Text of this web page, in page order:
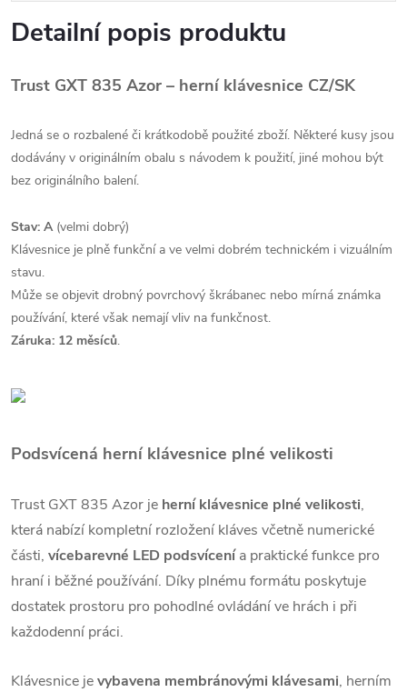
Detailní popis produktu
Trust GXT 835 Azor – herní klávesnice CZ/SK
Jedná se o rozbalené či krátkodobě použité zboží. Některé kusy jsou
dodávány v originálním obalu s návodem k použití, jiné mohou být
bez originálního balení.
Stav: A(velmi dobrý)
Klávesnice je plně funkční a ve velmi dobrém technickém i vizuálním
stavu.
Může se objevit drobný povrchový škrábanec nebo mírná známka
používání, které však nemají vliv na funkčnost.
Záruka: 12 měsíců.
Podsvícená herní klávesnice plné velikosti
Trust GXT 835 Azor je herní klávesnice plné velikosti,
která nabízí kompletní rozložení kláves včetně numerické
části, vícebarevné LED podsvícenía praktické funkce pro
hraní i běžné používání. Díky plnému formátu poskytuje
dostatek prostoru pro pohodlné ovládání ve hrách i při
každodenní práci.
Klávesnice jevybavena membránovými klávesami, herním